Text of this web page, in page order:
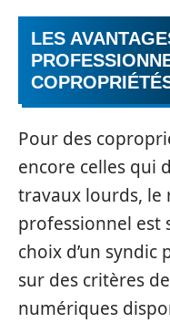
LES
Pour des
encore celles qui
travaux lourds, le
professionnel est
choix d’un
sur des critères
numériques